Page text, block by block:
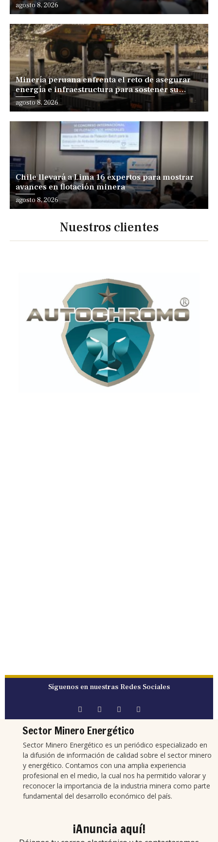
agosto 8, 2026
Minería peruana enfrenta el reto de asegurar
energía e infraestructura para sostener su
expansión
agosto 8, 2026
Chile llevará a Lima 16 expertos para mostrar
avances en flotación minera
agosto 8, 2026
Nuestros clientes
Síguenos en nuestras Redes Sociales
Sector Minero Energético
Sector Minero Energético es un periódico especializado en
la difusión de información de calidad sobre el sector minero
y energético. Contamos con una amplia experiencia
profesional en el medio, la cual nos ha permitido valorar y
reconocer la importancia de la industria minera como parte
fundamental del desarrollo económico del país.
¡Anuncia aquí!